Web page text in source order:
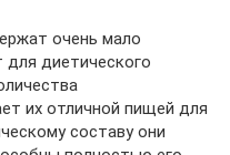
очень мало
для диетического
их отличной пищей для
составу они